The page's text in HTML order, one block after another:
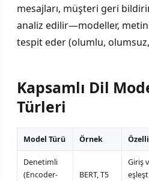
mesajları, müşteri geri
analiz edilir—modeller,
tespit eder (olumlu,
Kapsamlı Dil
Türleri
Model Türü Örnek
Denetimli
(Encoder-
BERT, T5
Giriş